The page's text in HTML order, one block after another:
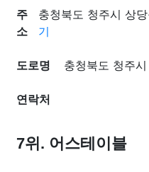
주
소
충청북도 청주시 상
기
도로명 충청북도 청주
연락처
7위. 어스테이블